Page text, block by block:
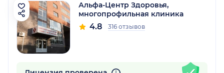
Альфа-Центр Здоровья,
многопрофильная клиника
4.8 316 отзывов